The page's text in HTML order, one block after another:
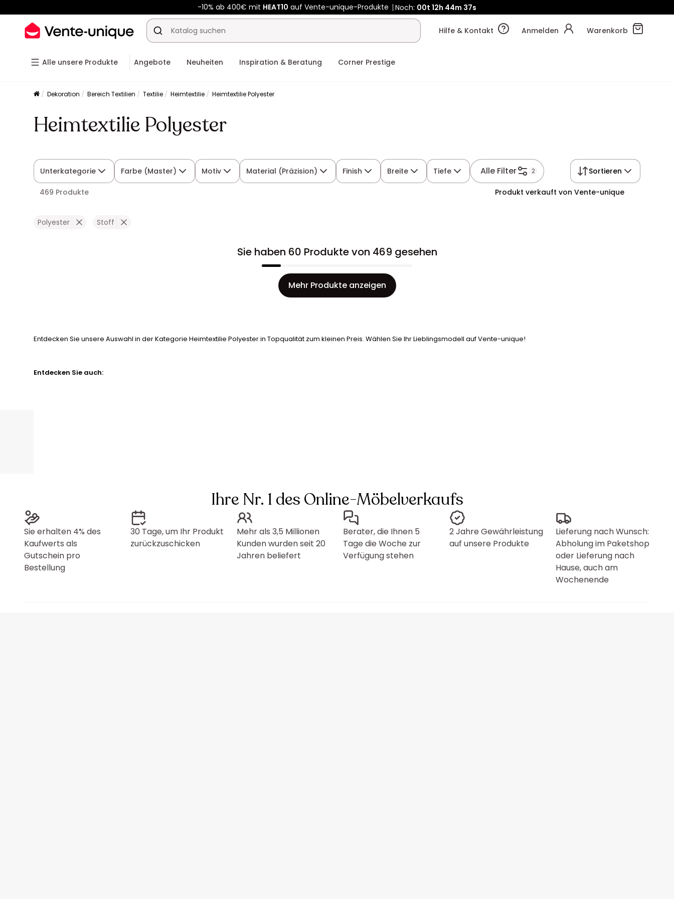
Kauf-unique wird zu Vente-unique - Gleicher Shop, neuer Name!
-10% ab 400€ mitHEAT10auf Vente-unique-Produkte Noch:00t
Hilfe & Kontakt
Anmelden Warenkorb
Alle unsere Produkte Angebote Neuheiten Inspiration & Beratung Corner Prestige
Dekoration Bereich Textilien Textilie Heimtextilie Heimtextilie Polyester
Heimtextilie Polyester
Unterkategorie Farbe (Master) Motiv Material (Präzision) Finish Breite Tiefe Alle Filter 2 Sortieren
469 Produkte Produkt verkauft von Vente-unique
Polyester Stoff
Sie haben 60 Produkte von 469 gesehen
Mehr Produkte anzeigen
Entdecken Sie unsere Auswahl in der Kategorie Heimtextilie Polyester in Topqualität zum kleinen Preis. Wählen Sie Ihr Lieblingsmodell auf Vente-unique!
Entdecken Sie auch:
Ihre Nr. 1 des Online-Möbelverkaufs
Sie erhalten 4% des
Kaufwerts als
Gutschein pro
Bestellung
30 Tage, um Ihr Produkt
zurückzuschicken
Mehr als 3,5 Millionen
Kunden wurden seit 20
Jahren beliefert
Berater, die Ihnen 5
Tage die Woche zur
Verfügung stehen
2 Jahre Gewährleistung
auf unsere Produkte
Lieferung nach Wunsch:
Abholung im Paketshop
oder Lieferung nach
Hause, auch am
Wochenende